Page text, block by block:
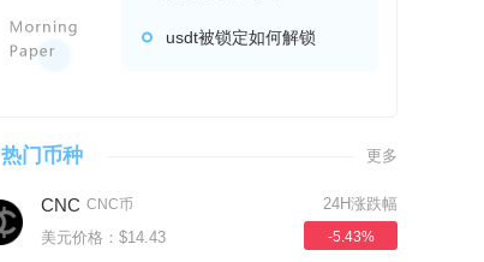
usdt被锁定如何解锁
热门币种 更多
CNC CNC币
美元价格：$14.43
24H涨跌幅
-5.43%